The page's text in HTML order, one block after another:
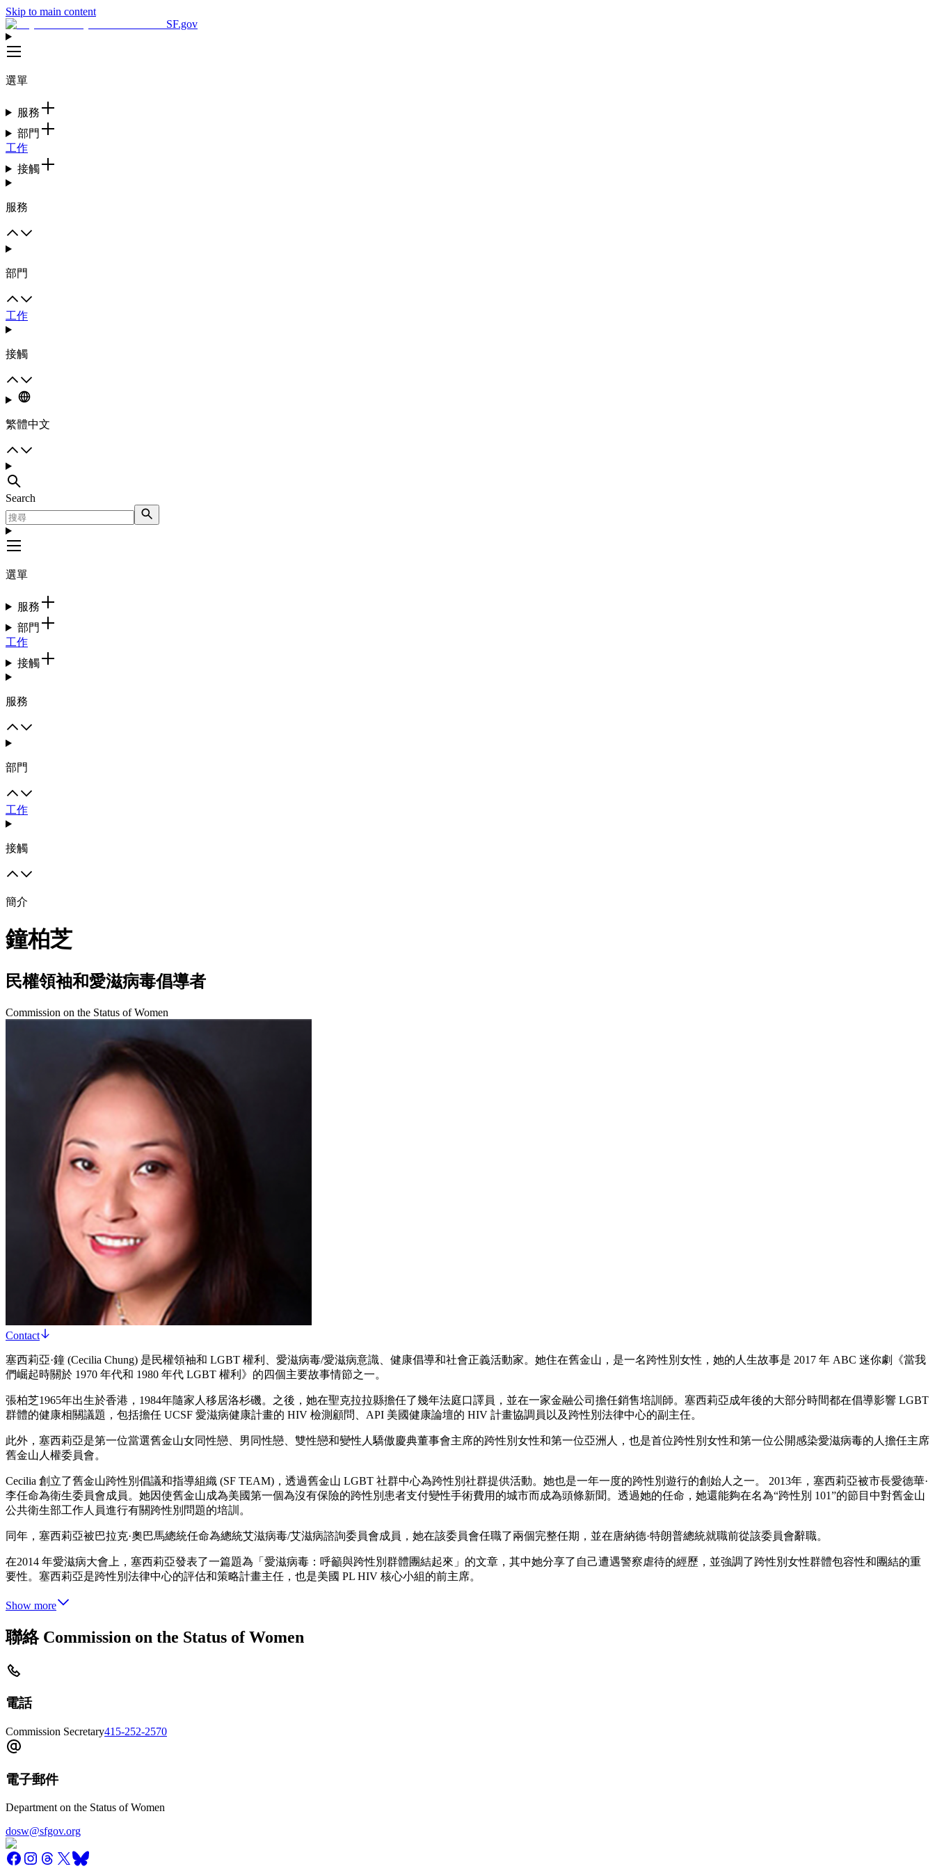
Skip to main content
SF.gov
選單
服務
部門
工作
接觸
服務
部門
工作
接觸
繁體中文
Search
選單
服務
部門
工作
接觸
服務
部門
工作
接觸
簡介
鐘柏芝
民權領袖和愛滋病毒倡導者
Commission on the Status of Women
Contact
塞西莉亞·鐘 (Cecilia Chung) 是民權領袖和 LGBT 權利、愛滋病毒/愛滋病意識、健康倡導和社會正義活動家。她住在舊金山，是一名跨性別女性，她的人生故事是 2017 年 ABC 迷你劇《當我
們崛起時關於 1970 年代和 1980 年代 LGBT 權利》的四個主要故事情節之一。
張柏芝1965年出生於香港，1984年隨家人移居洛杉磯。之後，她在聖克拉拉縣擔任了幾年法庭口譯員，並在一家金融公司擔任銷售培訓師。塞西莉亞成年後的大部分時間都在倡導影響 LGBT
群體的健康相關議題，包括擔任 UCSF 愛滋病健康計畫的 HIV 檢測顧問、API 美國健康論壇的 HIV 計畫協調員以及跨性別法律中心的副主任。
此外，塞西莉亞是第一位當選舊金山女同性戀、男同性戀、雙性戀和變性人驕傲慶典董事會主席的跨性別女性和第一位亞洲人，也是首位跨性別女性和第一位公開感染愛滋病毒的人擔任主席
舊金山人權委員會。
Cecilia 創立了舊金山跨性別倡議和指導組織 (SF TEAM)，透過舊金山 LGBT 社群中心為跨性別社群提供活動。她也是一年一度的跨性別遊行的創始人之一。 2013年，塞西莉亞被市長愛德華·
李任命為衛生委員會成員。她因使舊金山成為美國第一個為沒有保險的跨性別患者支付變性手術費用的城市而成為頭條新聞。透過她的任命，她還能夠在名為“跨性別 101”的節目中對舊金山
公共衛生部工作人員進行有關跨性別問題的培訓。
同年，塞西莉亞被巴拉克·奧巴馬總統任命為總統艾滋病毒/艾滋病諮詢委員會成員，她在該委員會任職了兩個完整任期，並在唐納德·特朗普總統就職前從該委員會辭職。
在2014 年愛滋病大會上，塞西莉亞發表了一篇題為「愛滋病毒：呼籲與跨性別群體團結起來」的文章，其中她分享了自己遭遇警察虐待的經歷，並強調了跨性別女性群體包容性和團結的重
要性。塞西莉亞是跨性別法律中心的評估和策略計畫主任，也是美國 PL HIV 核心小組的前主席。
Show more
聯絡 Commission on the Status of Women
電話
Commission Secretary415-252-2570
電子郵件
Department on the Status of Women
dosw@sfgov.org